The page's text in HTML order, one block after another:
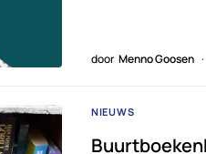
door Menno Goosen
NIEUWS